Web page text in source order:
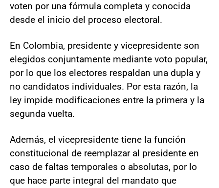
voten por una fórmula completa y conocida
desde el inicio del proceso electoral.
En Colombia, presidente y vicepresidente son
elegidos conjuntamente mediante voto popular,
por lo que los electores respaldan una dupla y
no candidatos individuales. Por esta razón, la
ley impide modificaciones entre la primera y la
segunda vuelta.
Además, el vicepresidente tiene la función
constitucional de reemplazar al presidente en
caso de faltas temporales o absolutas, por lo
que hace parte integral del mandato que